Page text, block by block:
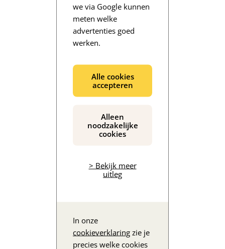
we via Google kunnen
meten welke
advertenties goed
werken.
Alle cookies
accepteren
Alleen
noodzakelijke
cookies
> Bekijk meer
uitleg
In onze
cookieverklaring zie je
precies welke cookies
De inhoud wordt geladen...